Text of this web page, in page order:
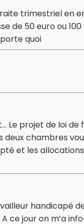
trimestriel en
de 50 euro ou
quoi
Le projet de loi
chambres
et les
handicapé
ce jour on m’a